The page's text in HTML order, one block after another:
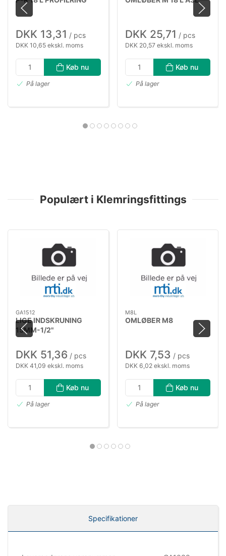
DKK 13,31 / pcs
DKK 10,65 ekskl. moms
Køb nu
På lager
DKK 25,71 / pcs
DKK 20,57 ekskl. moms
Køb nu
På lager
Populært i Klemringsfittings
GA1512
LIGE INDSKRUNING
15MM-1/2"
DKK 51,36 / pcs
DKK 41,09 ekskl. moms
Køb nu
På lager
M8L
OMLØBER M8
DKK 7,53 / pcs
DKK 6,02 ekskl. moms
Køb nu
På lager
Specifikationer